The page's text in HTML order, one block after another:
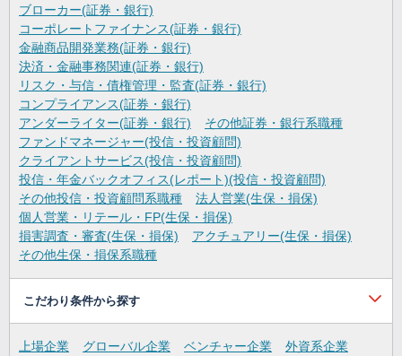
ブローカー(証券・銀行)
コーポレートファイナンス(証券・銀行)
金融商品開発業務(証券・銀行)
決済・金融事務関連(証券・銀行)
リスク・与信・債権管理・監査(証券・銀行)
コンプライアンス(証券・銀行)
アンダーライター(証券・銀行)
その他証券・銀行系職種
ファンドマネージャー(投信・投資顧問)
クライアントサービス(投信・投資顧問)
投信・年金バックオフィス(レポート)(投信・投資顧問)
その他投信・投資顧問系職種
法人営業(生保・損保)
個人営業・リテール・FP(生保・損保)
損害調査・審査(生保・損保)
アクチュアリー(生保・損保)
その他生保・損保系職種
こだわり条件から探す
上場企業 グローバル企業 ベンチャー企業
外資系企業